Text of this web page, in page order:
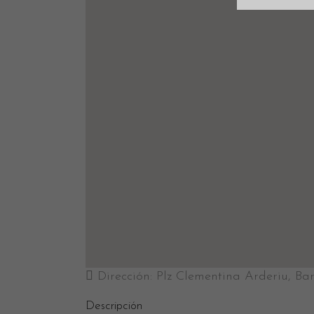
Dirección: Plz Clementina Arderiu,
Descripción